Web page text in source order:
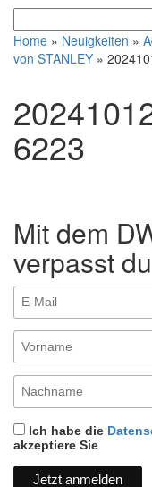
Home » Neuigkeiten »
von STANLEY »
6223
Mit dem
verpasst
Ich habe die
akzeptiere Sie